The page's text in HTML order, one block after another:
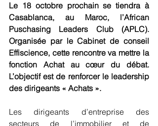
Le 18 octobre prochain se tiendra à
Casablanca, au Maroc, l’African
Puschasing Leaders Club (APLC).
Organisée par le Cabinet de conseil
Effiscience, cette rencontre va mettre la
fonction Achat au cœur du débat.
L’objectif est de renforcer le leadership
des dirigeants « Achats ».
Les dirigeants d’entreprise des
secteurs de l’immobilier et de